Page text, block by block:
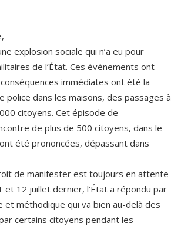
explosion sociale qui n’a eu pour
de l’État. Ces événements ont
immédiates ont été la
dans les maisons, des passages à
citoyens. Cet épisode de
de plus de 500 citoyens, dans le
été prononcées, dépassant dans
de manifester est toujours en attente
12 juillet dernier, l’État a répondu par
méthodique qui va bien au-delà des
certains citoyens pendant les